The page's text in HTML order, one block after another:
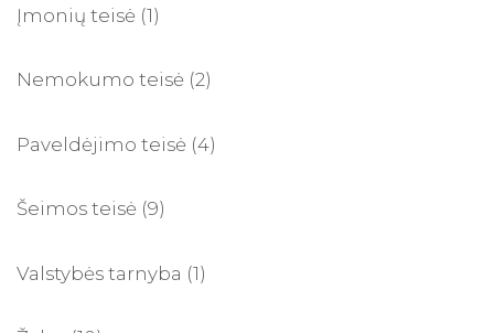
Įmonių teisė (1)
Nemokumo teisė (2)
Paveldėjimo teisė (4)
Šeimos teisė (9)
Valstybės tarnyba (1)